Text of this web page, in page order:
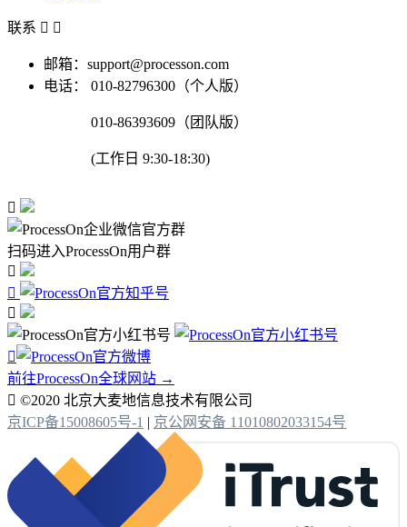
联系  
邮箱：support@processon.com
电话：
010-82796300（个人版）
010-86393609（团队版）
(工作日 9:30-18:30)

扫码进入ProcessOn用户群




前往ProcessOn全球网站 →
 ©2020 北京大麦地信息技术有限公司
京ICP备15008605号-1 | 京公网安备 11010802033154号